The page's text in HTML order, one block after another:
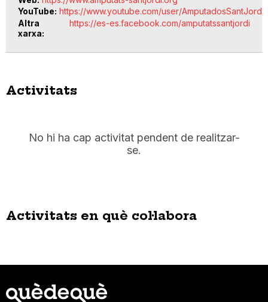
YouTube https://www.youtube.com/user/AmputadosSantJordi
Altra
xarxa
https://es-es.facebook.com/amputatssantjordi
Activitats
No hi ha cap activitat pendent de realitzar-
se.
Activitats en què col·labora